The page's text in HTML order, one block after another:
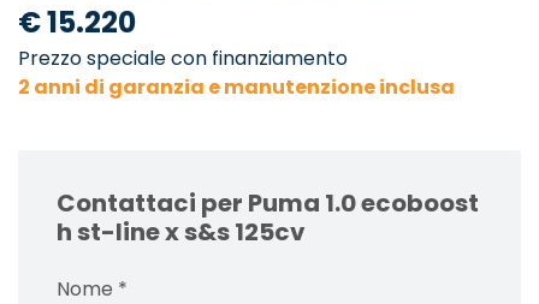
€ 15.220
Prezzo speciale con finanziamento
2 anni di garanzia e manutenzione inclusa
Contattaci per Puma 1.0 ecoboost
h st-line x s&s 125cv
Nome *